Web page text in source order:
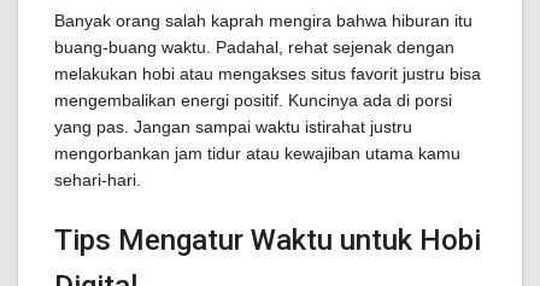
Banyak orang salah kaprah mengira bahwa hiburan itu
buang-buang waktu. Padahal, rehat sejenak dengan
melakukan hobi atau mengakses situs favorit justru bisa
mengembalikan energi positif. Kuncinya ada di porsi
yang pas. Jangan sampai waktu istirahat justru
mengorbankan jam tidur atau kewajiban utama kamu
sehari-hari.
Tips Mengatur Waktu untuk Hobi